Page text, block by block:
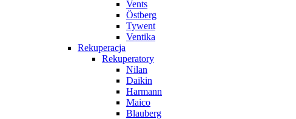
Vents
Östberg
Tywent
Ventika
Rekuperacja
Rekuperatory
Nilan
Daikin
Harmann
Maico
Blauberg